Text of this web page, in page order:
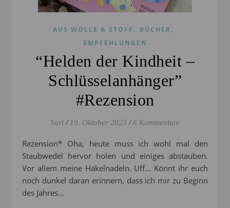
AUS WOLLE & STOFF , BÜCHER,
EMPFEHLUNGEN
“Helden der Kindheit –
Schlüsselanhänger”
#Rezension
Sari / 19. Oktober 2023 / 6 Kommentare
Rezension* Oha, heute muss ich wohl mal den
Staubwedel hervor holen und einiges abstauben.
Vor allem meine Häkelnadeln. Uff… Könnt ihr euch
noch dunkel daran erinnern, dass ich mir zu Beginn
des Jahres…